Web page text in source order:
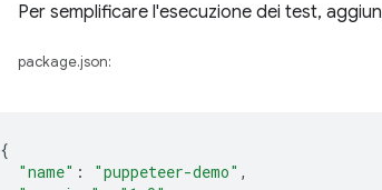
Per semplificare l'esecuzione dei test,
package.json:
{
"name" : "puppeteer-demo" ,